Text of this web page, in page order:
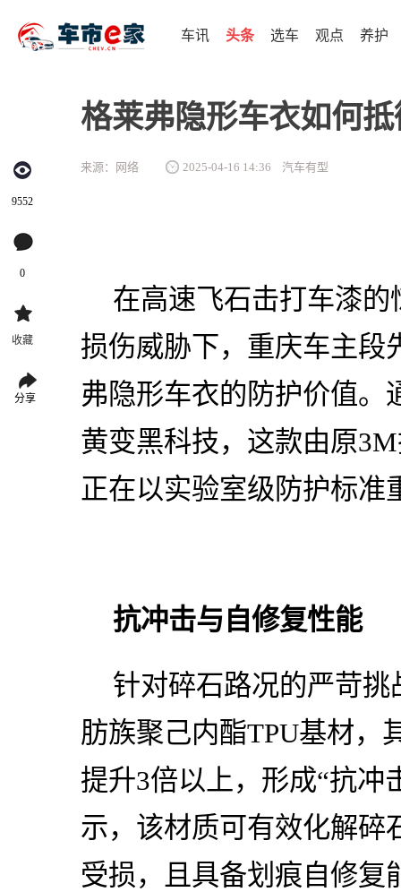
车讯 头条 选车 观点 养护
9552
0
收藏
分享
格莱弗隐形车衣如何
来源：网络 2025-04-16 14:36 汽车有型
在高速飞石击打车漆
损伤威胁下，重庆车主段
弗隐形车衣的防护价值。
黄变黑科技，这款由原
正在以实验室级防护标准
抗冲击与自修复性能
针对碎石路况的严苛
肪族聚己内酯TPU基材，
提升3倍以上，形成“抗冲
示，该材质可有效化解碎
受损，且具备划痕自修复